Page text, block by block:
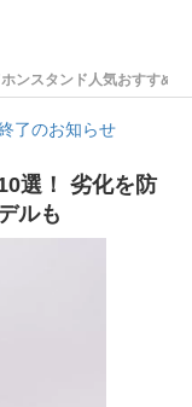
ンスタンド人気おすすめ
了のお知らせ
選！ 劣化を防
ルも